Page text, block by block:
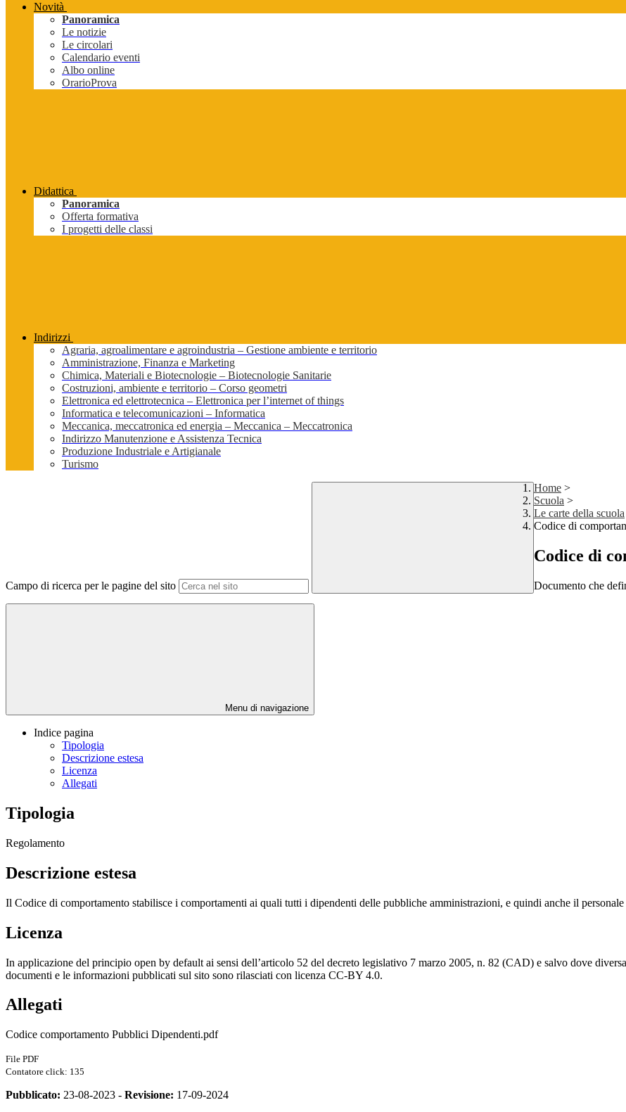
Novità
Panoramica
Le notizie
Le circolari
Calendario eventi
Albo online
OrarioProva
Didattica
Panoramica
Offerta formativa
I progetti delle classi
Indirizzi
Agraria, agroalimentare e agroindustria – Gestione ambiente e territorio
Amministrazione, Finanza e Marketing
Chimica, Materiali e Biotecnologie – Biotecnologie Sanitarie
Costruzioni, ambiente e territorio – Corso geometri
Elettronica ed elettrotecnica – Elettronica per l’internet of things
Informatica e telecomunicazioni – Informatica
Meccanica, meccatronica ed energia – Meccanica – Meccatronica
Indirizzo Manutenzione e Assistenza Tecnica
Produzione Industriale e Artigianale
Turismo
Campo di ricerca per le pagine del sito
Home >
Scuola >
Le carte della scuola
Codice di
Codice di
Documento che
Menu di navigazione
Indice pagina
Tipologia
Descrizione estesa
Licenza
Allegati
Tipologia
Regolamento
Descrizione estesa
Il Codice di comportamento stabilisce i comportamenti ai quali tutti i dipendenti delle pubbliche amministrazioni, e quindi anche il
Licenza
In applicazione del principio open by default ai sensi dell’articolo 52 del decreto legislativo 7 marzo 2005, n. 82 (CAD) e salvo dove
documenti e le informazioni pubblicati sul sito sono rilasciati con licenza CC-BY 4.0.
Allegati
Codice comportamento Pubblici Dipendenti.pdf
File PDF
Contatore click: 135
Pubblicato: 23-08-2023 - Revisione: 17-09-2024